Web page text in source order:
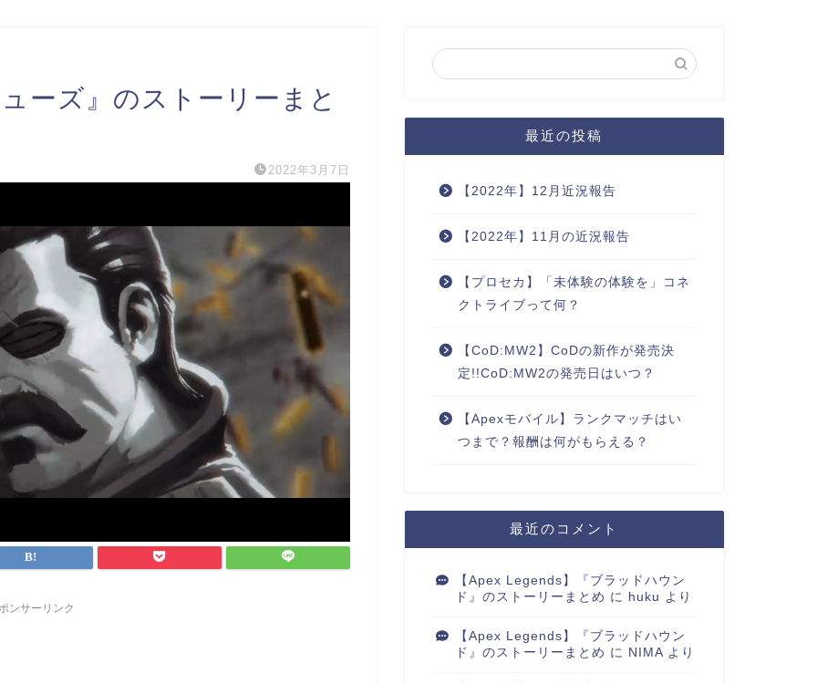
ーズ』のストーリーまと
2022年3月7日
ンサーリンク
最近の投稿
【2022年】12月近況報告
【2022年】11月の近況報告
【プロセカ】「未体験の体験を」コネ
クトライブって何？
【CoD:MW2】CoDの新作が発売決
定!!CoD:MW2の発売日はいつ？
【Apexモバイル】ランクマッチはい
つまで？報酬は何がもらえる？
最近のコメント
【Apex Legends】『ブラッドハウン
ド』のストーリーまとめ に huku より
【Apex Legends】『ブラッドハウン
ド』のストーリーまとめ に NIMAより